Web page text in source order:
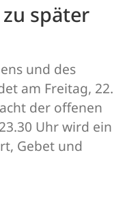
später
und des
am Freitag, 22.
der offenen
Uhr wird ein
Gebet und